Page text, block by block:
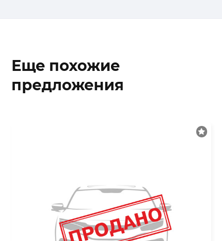
Еще похожие
предложения